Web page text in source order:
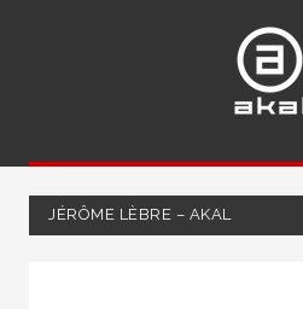
JÉRÔME LÈBRE – AKAL